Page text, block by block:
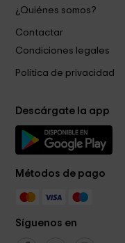
¿Quiénes somos?
Contactar
Condiciones legales
Política de privacidad
Descárgate la app
Métodos de pago
Síguenos en